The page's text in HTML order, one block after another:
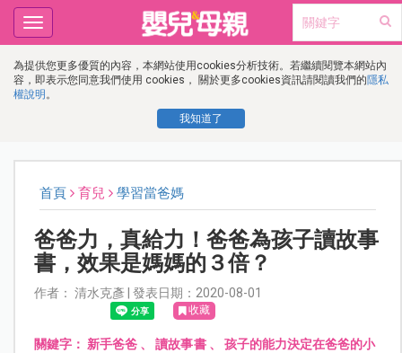
為提供您更多優質的內容，本網站使用cookies分析技術。若繼續閱覽本網站內
容，即表示您同意我們使用 cookies， 關於更多cookies資訊請閱讀我們的隱私
權說明 。
我知道了
Toggle
navigation
首頁 育兒 學習當爸媽
爸爸力，真給力！爸爸為孩子讀故事
書，效果是媽媽的３倍？
作者： 清水克彥 | 發表日期：2020-08-01
收藏
關鍵字： 新手爸爸 、讀故事書、 孩子的能力決定在爸爸的小